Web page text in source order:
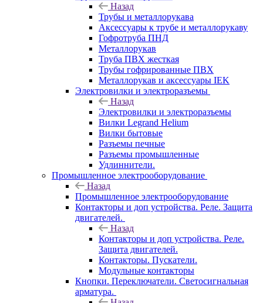
Назад
Трубы и металлорукава
Аксессуары к трубе и металлорукаву
Гофротруба ПНД
Металлорукав
Труба ПВХ жесткая
Трубы гофрированные ПВХ
Металлорукав и аксессуары IEK
Электровилки и электроразъемы
Назад
Электровилки и электроразъемы
Вилки Legrand Helium
Вилки бытовые
Разъемы печные
Разъемы промышленные
Удлиннители.
Промышленное электрооборудование
Назад
Промышленное электрооборудование
Контакторы и доп устройства. Реле. Защита
двигателей.
Назад
Контакторы и доп устройства. Реле.
Защита двигателей.
Контакторы. Пускатели.
Модульные контакторы
Кнопки. Переключатели. Светосигнальная
арматура.